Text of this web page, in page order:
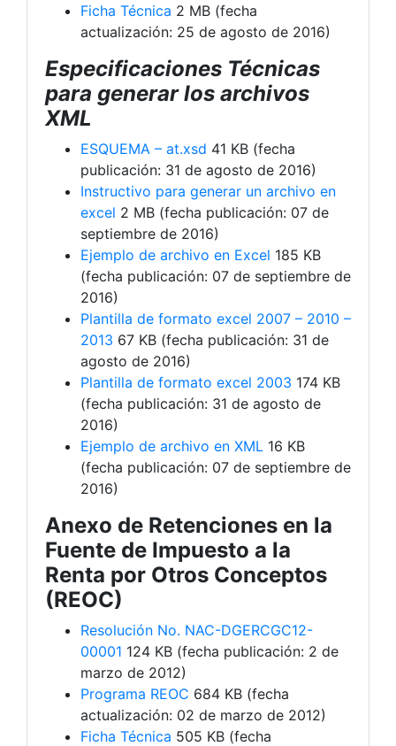
Ficha Técnica 2 MB (fecha
actualización: 25 de agosto de 2016)
Especificaciones Técnicas
para generar los archivos
XML
ESQUEMA – at.xsd 41 KB (fecha
publicación: 31 de agosto de 2016)
Instructivo para generar un archivo en
excel 2 MB (fecha publicación: 07 de
septiembre de 2016)
Ejemplo de archivo en Excel 185 KB
(fecha publicación: 07 de septiembre de
2016)
Plantilla de formato excel 2007 – 2010 –
2013 67 KB (fecha publicación: 31 de
agosto de 2016)
Plantilla de formato excel 2003 174 KB
(fecha publicación: 31 de agosto de
2016)
Ejemplo de archivo en XML 16 KB
(fecha publicación: 07 de septiembre de
2016)
Anexo de Retenciones en la
Fuente de Impuesto a la
Renta por Otros Conceptos
(REOC)
Resolución No. NAC-DGERCGC12-
00001 124 KB (fecha publicación: 2 de
marzo de 2012)
Programa REOC 684 KB (fecha
actualización: 02 de marzo de 2012)
Ficha Técnica 505 KB (fecha